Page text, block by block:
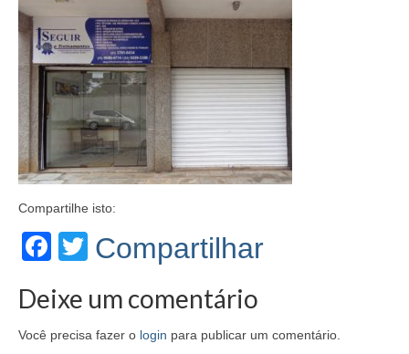
Segurança do Trabalho
Palestras
Contato
Compartilhe isto:
Facebook
Twitter
Compartilhar
Deixe um comentário
Você precisa fazer o login para publicar um comentário.